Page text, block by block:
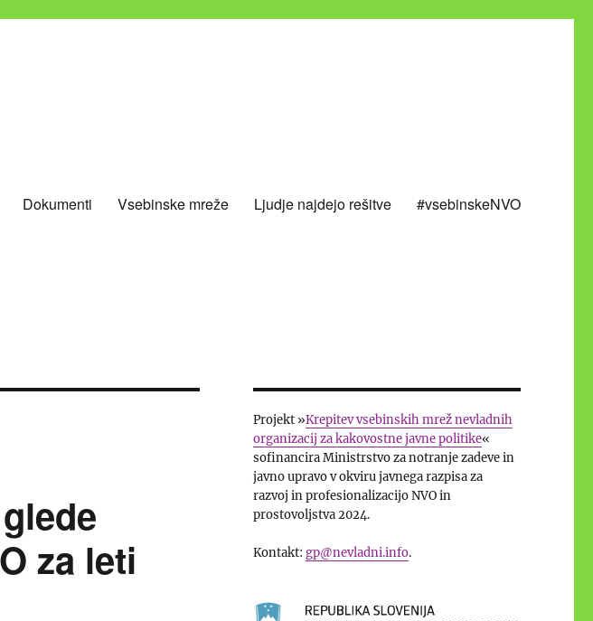
Dokumenti Vsebinske mreže Ljudje najdejo rešitve #vsebinskeNVO
za leti
Projekt »Krepitev vsebinskih mrež nevladnih
organizacij za kakovostne javne politike«
sofinancira Ministrstvo za notranje zadeve in
javno upravo v okviru javnega razpisa za
razvoj in profesionalizacijo NVO in
prostovoljstva 2024.
Kontakt: gp@nevladni.info.